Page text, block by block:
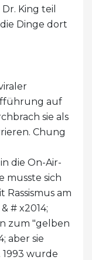
King teil
Dinge dort
auf
sie als
Chung
die On-Air-
musste sich
Rassismus am
# x2014;
zum "gelben
aber sie
wurde